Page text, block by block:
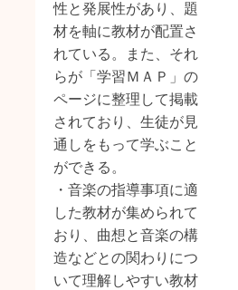
性と発展性があり、題
材を軸に教材が配置さ
れている。また、それ
らが「学習ＭＡＰ」の
ページに整理して掲載
されており、生徒が見
通しをもって学ぶこと
ができる。
・音楽の指導事項に適
した教材が集められて
おり、曲想と音楽の構
造などとの関わりにつ
いて理解しやすい教材